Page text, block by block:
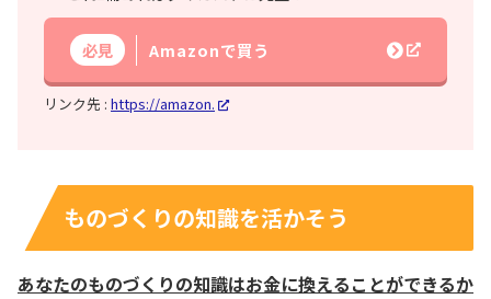
必見 Amazonで買う
リンク先 : https://amazon.
ものづくりの知識を活かそう
あなたのものづくりの知識はお金に換えることができるか